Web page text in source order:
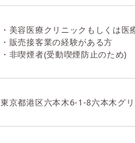
・美容医療クリニックもしくは
・販売接客業の経験がある方
・非喫煙者(受動喫煙防止のため)
東京都港区六本木6-1-8六本木グ